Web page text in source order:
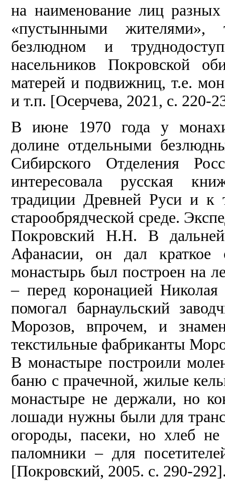
на наименование лиц
«пустынными жителями»,
безлюдном и
насельников Покровской
матерей и подвижниц, т.е.
и т.п. [Осерчева, 2021, с. 220-
В июне 1970 года у
долине отдельными
Сибирского Отделения
интересовала русская
традиции Древней Руси и к
старообрядческой среде.
Покровский Н.Н. В
Афанасии, он дал краткое
монастырь был построен на
– перед коронацией
помогал барнаульский
Морозов, впрочем, и
текстильные фабриканты
В монастыре построили
баню с прачечной, жилые
монастыре не держали, но
лошади нужны были для
огороды, пасеки, но хлеб
паломники – для
[Покровский, 2005. с. 290-